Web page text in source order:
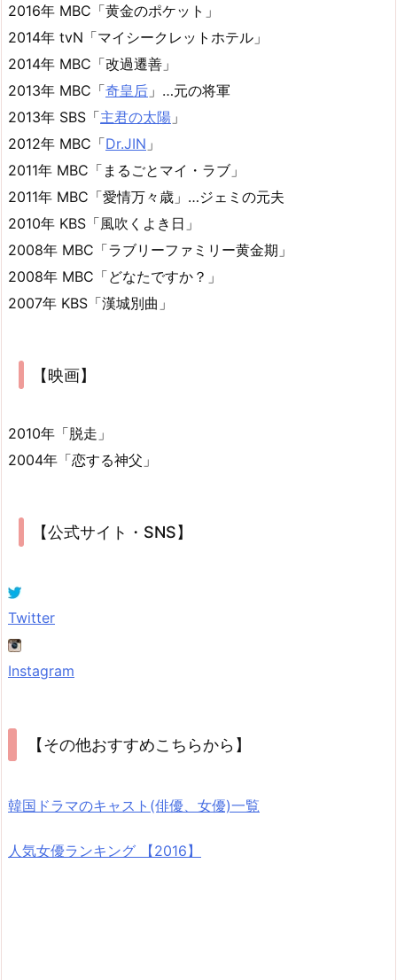
2016年 MBC「黄金のポケット」
2014年 tvN「マイシークレットホテル」
2014年 MBC「改過遷善」
2013年 MBC「奇皇后 」…元の将軍
2013年 SBS「主君の太陽 」
2012年 MBC「Dr.JIN 」
2011年 MBC「まるごとマイ・ラブ」
2011年 MBC「愛情万々歳」…ジェミの元夫
2010年 KBS「風吹くよき日」
2008年 MBC「ラブリーファミリー黄金期」
2008年 MBC「どなたですか？」
2007年 KBS「漢城別曲」
【映画】
2010年「脱走」
2004年「恋する神父」
【公式サイト・SNS】
Twitter
Instagram
【その他おすすめこちらから】
韓国ドラマのキャスト(俳優、女優)一覧
人気女優ランキング 【2016】